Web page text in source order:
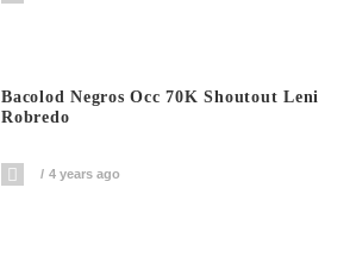
Bacolod Negros Occ 70K Shoutout Leni
Robredo
4 years ago